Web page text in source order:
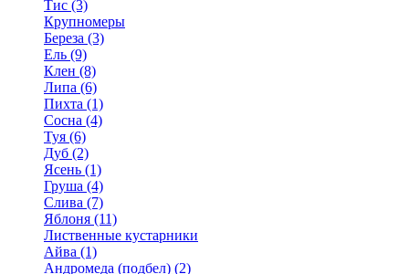
Тис (3)
Крупномеры
Береза (3)
Ель (9)
Клен (8)
Липа (6)
Пихта (1)
Сосна (4)
Туя (6)
Дуб (2)
Ясень (1)
Груша (4)
Слива (7)
Яблоня (11)
Лиственные кустарники
Айва (1)
Андромеда (подбел) (2)